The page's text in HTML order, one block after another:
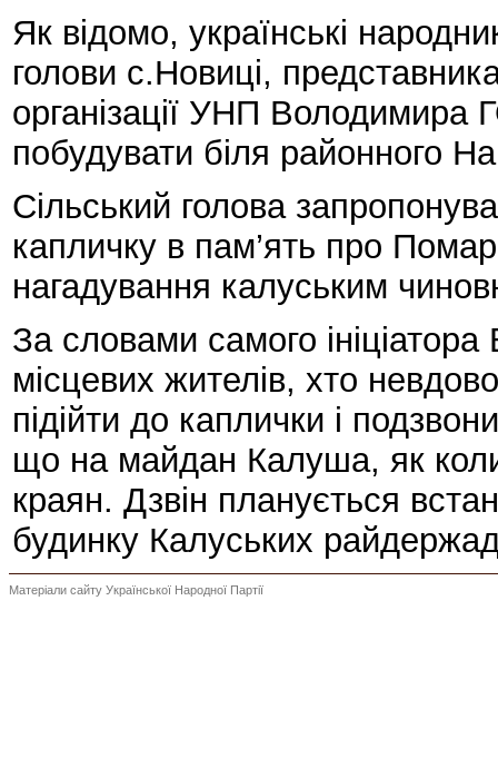
Як відомо, українські
голови с.Новиці,
організації УНП
побудувати біля районного
Сільський голова
капличку в пам’ять про
нагадування калуським
За словами самого
місцевих жителів, хто
підійти до каплички і
що на майдан Калуша, як
краян. Дзвін планується
будинку Калуських
Матеріали сайту Української Народної Партії